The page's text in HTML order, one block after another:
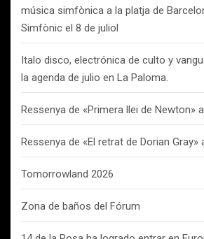
música simfònica a la platja de
Simfònic el 8 de juliol
Italo disco, electrónica de culto y
la agenda de julio en La Paloma.
Ressenya de «Primera llei de Newton»
Ressenya de «El retrat de Dorian Gray»
Tomorrowland 2026
Zona de baños del Fórum